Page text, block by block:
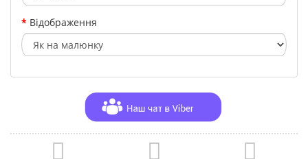
Відображення